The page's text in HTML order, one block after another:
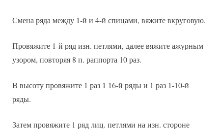
Смена ряда между 1-й и 4-й спицами, вяжите вкруговую.
Провяжите 1-й ряд изн. петлями, далее вяжите ажурным
узором, повторяя 8 п. раппорта 10 раз.
В высоту провяжите 1 раз 1 16-й ряды и 1 раз 1-10-й
ряды.
Затем провяжите 1 ряд лиц. петлями на изн. стороне